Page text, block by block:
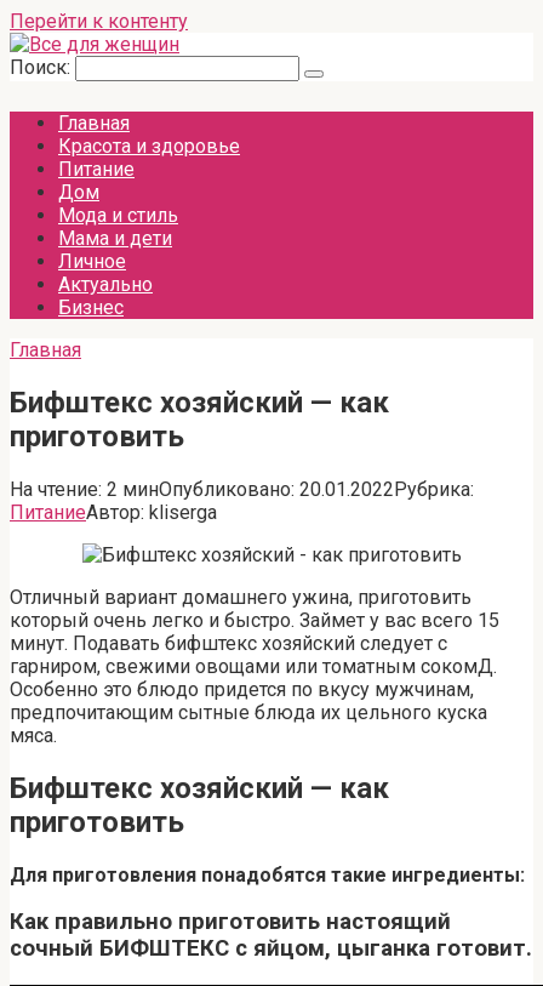
Перейти к контенту
Поиск:
Главная
Красота и здоровье
Питание
Дом
Мода и стиль
Мама и дети
Личное
Актуально
Бизнес
Главная
Бифштекс хозяйский — как
приготовить
На чтение: 2 минОпубликовано: 20.01.2022Рубрика:
ПитаниеАвтор: kliserga
Отличный вариант домашнего ужина, приготовить
который очень легко и быстро. Займет у вас всего 15
минут. Подавать бифштекс хозяйский следует с
гарниром, свежими овощами или томатным сокомД.
Особенно это блюдо придется по вкусу мужчинам,
предпочитающим сытные блюда их цельного куска
мяса.
Бифштекс хозяйский — как
приготовить
Для приготовления понадобятся такие ингредиенты:
Как правильно приготовить настоящий
сочный БИФШТЕКС с яйцом, цыганка готовит.